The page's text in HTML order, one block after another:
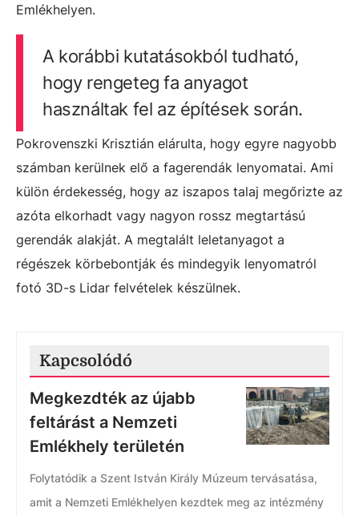
Emlékhelyen.
A korábbi kutatásokból tudható,
hogy rengeteg fa anyagot
használtak fel az építések során.
Pokrovenszki Krisztián elárulta, hogy egyre nagyobb
számban kerülnek elő a fagerendák lenyomatai. Ami
külön érdekesség, hogy az iszapos talaj megőrizte az
azóta elkorhadt vagy nagyon rossz megtartású
gerendák alakját. A megtalált leletanyagot a
régészek körbebontják és mindegyik lenyomatról
fotó 3D-s Lidar felvételek készülnek.
Kapcsolódó
Megkezdték az újabb
feltárást a Nemzeti
Emlékhely területén
Folytatódik a Szent István Király Múzeum tervásatása,
amit a Nemzeti Emlékhelyen kezdtek meg az intézmény